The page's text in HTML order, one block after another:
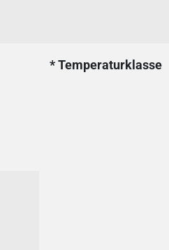
* Temperaturklasse